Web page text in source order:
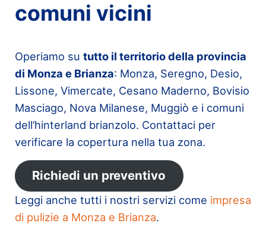
comuni vicini
Operiamo su tutto il territorio della provincia
di Monza e Brianza: Monza, Seregno, Desio,
Lissone, Vimercate, Cesano Maderno, Bovisio
Masciago, Nova Milanese, Muggiò e i comuni
dell’hinterland brianzolo. Contattaci per
verificare la copertura nella tua zona.
Richiedi un preventivo
Leggi anche tutti i nostri servizi come impresa
di pulizie a Monza e Brianza.